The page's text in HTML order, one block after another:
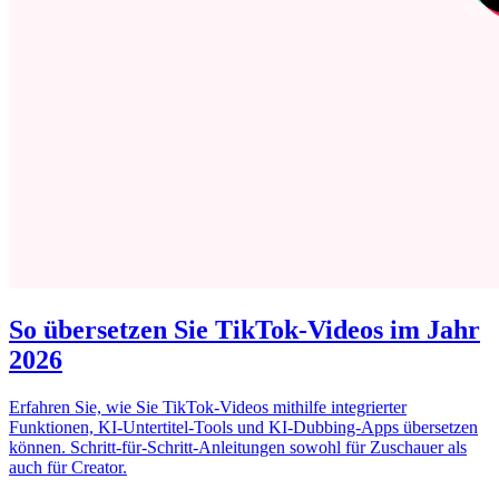
So übersetzen Sie TikTok-Videos im Jahr
2026
Erfahren Sie, wie Sie TikTok-Videos mithilfe integrierter
Funktionen, KI-Untertitel-Tools und KI-Dubbing-Apps übersetzen
können. Schritt-für-Schritt-Anleitungen sowohl für Zuschauer als
auch für Creator.